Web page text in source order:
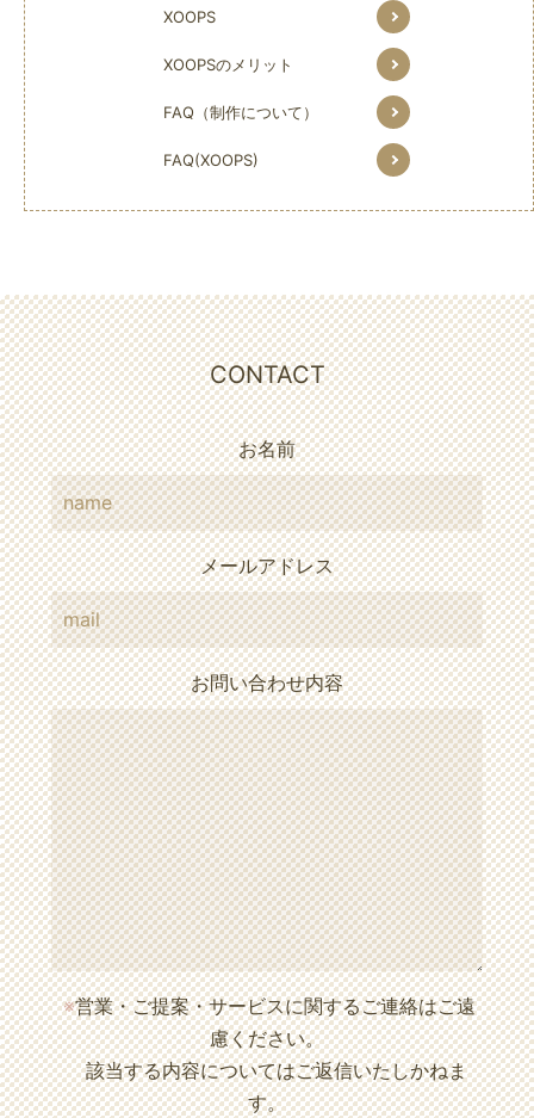
XOOPS
XOOPSのメリット
FAQ（制作について）
FAQ(XOOPS)
CONTACT
お名前
メールアドレス
お問い合わせ内容
※営業・ご提案・サービスに関するご連絡はご遠
慮ください。
該当する内容についてはご返信いたしかねま
す。